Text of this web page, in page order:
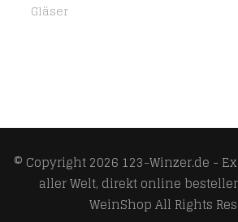
Gläser
© Copyright 2026 123-Winzer.de -
aller Welt, direkt online
WeinShopAll Rights